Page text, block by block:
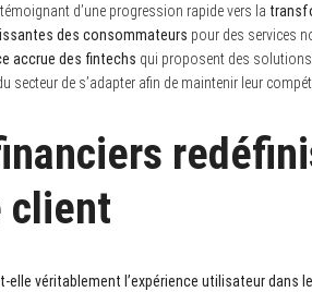
d’une progression rapide vers la
des consommateurs pour des services
accrue des fintechs qui proposent des
de s’adapter afin de maintenir leur
client
véritablement l’expérience utilisateur dans